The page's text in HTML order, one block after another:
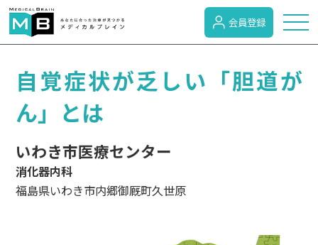
トピックス
症状検索
病名検索
会員登録
自覚症状が乏しい「胆道が
ん」とは
いわき市医療センター
消化器内科
福島県いわき市内郷御厩町久世原